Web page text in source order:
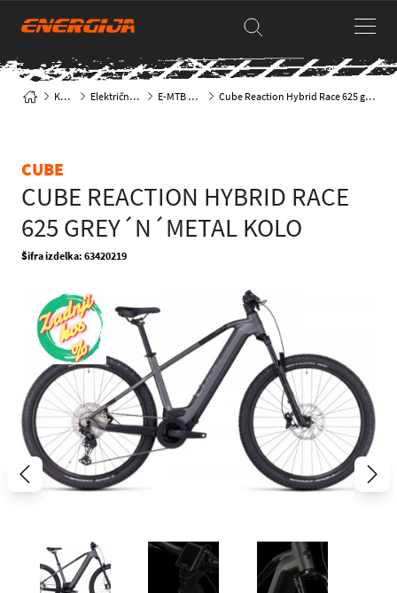
Kolesa Električna kolesa E-MTB hardtail Cube Reaction Hybrid Race 625 grey´n´metal kolo
CUBE
CUBE REACTION HYBRID RACE
625 GREY´N´METAL KOLO
Šifra izdelka: 63420219